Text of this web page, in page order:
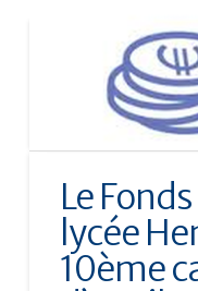
Le
lycée
10ème